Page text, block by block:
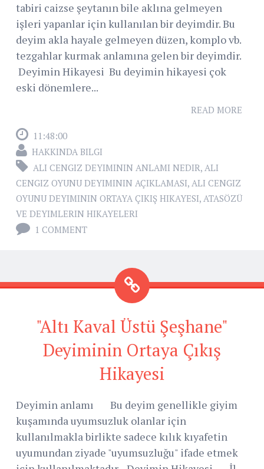
tabiri caizse şeytanın bile aklına gelmeyen
işleri yapanlar için kullanılan bir deyimdir. Bu
deyim akla hayale gelmeyen düzen, komplo vb.
tezgahlar kurmak anlamına gelen bir deyimdir.
Deyimin Hikayesi Bu deyimin hikayesi çok
eski dönemlere...
READ MORE
11:48:00
HAKKINDA BILGI
ALI CENGIZ DEYIMININ ANLAMI NEDIR, ALI
CENGIZ OYUNU DEYIMININ AÇIKLAMASI, ALI CENGIZ
OYUNU DEYIMININ ORTAYA ÇIKIŞ HIKAYESI, ATASÖZÜ
VE DEYIMLERIN HIKAYELERI
1 COMMENT
"Altı Kaval Üstü Şeşhane"
Deyiminin Ortaya Çıkış
Hikayesi
Deyimin anlamı Bu deyim genellikle giyim
kuşamında uyumsuzluk olanlar için
kullanılmakla birlikte sadece kılık kıyafetin
uyumundan ziyade "uyumsuzluğu" ifade etmek